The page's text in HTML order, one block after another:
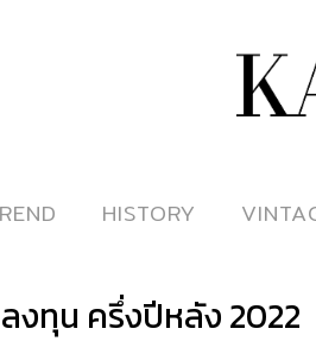
HISTORY
HISTORY
งทุน ครึ่งปีหลัง 2022